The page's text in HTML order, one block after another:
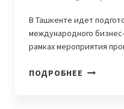
В Ташкенте идет
международного
рамках мероприятия
ПОДРОБНЕЕ В